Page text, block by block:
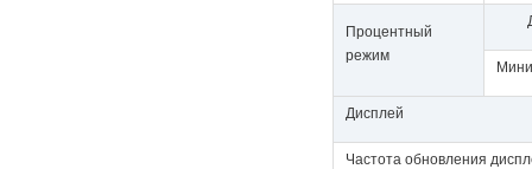
Процентный
режим
Дисплей
Частота обновления